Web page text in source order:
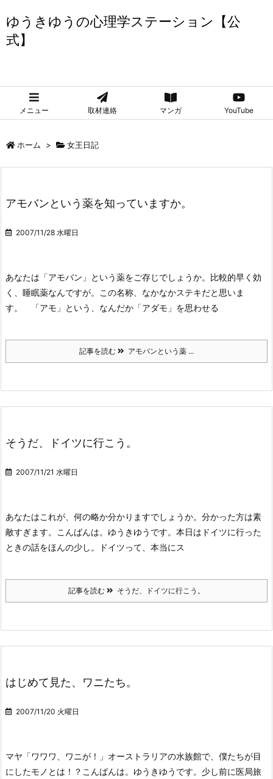
ゆうきゆうの心理学ステーション【公
式】
メニュー 取材連絡 マンガ YouTube
ホーム > 女王日記
アモバンという薬を知っていますか。
2007/11/28 水曜日
あなたは「アモバン」という薬をご存じでしょうか。 比較的早く効
く、睡眠薬なんですが。
この名称、なかなかステキだと思いま
す。
「アモ」という、なんだか「アダモ」を思わせる
記事を読む アモバンという薬 ...
そうだ、ドイツに行こう。
2007/11/21 水曜日
あなたはこれが、何の略か分かりますでしょうか。 分かった方は素
敵すぎます。
こんばんは。ゆうきゆうです。 本日はドイツに行った
ときの話をほんの少し。
ドイツって、本当にス
記事を読む そうだ、ドイツに行こう。
はじめて見た、ワニたち。
2007/11/20 火曜日
マヤ「ワワワ、ワニが！」 オーストラリアの水族館で、僕たちが目
にしたモノとは！？ こんばんは。ゆうきゆうです。 少し前に医局旅